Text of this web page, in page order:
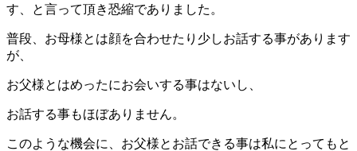
す、と言って頂き恐縮でありました。
普段、お母様とは顔を合わせたり少しお話する事があります
が、
お父様とはめったにお会いする事はないし、
お話する事もほぼありません。
このような機会に、お父様とお話できる事は私にとってもと